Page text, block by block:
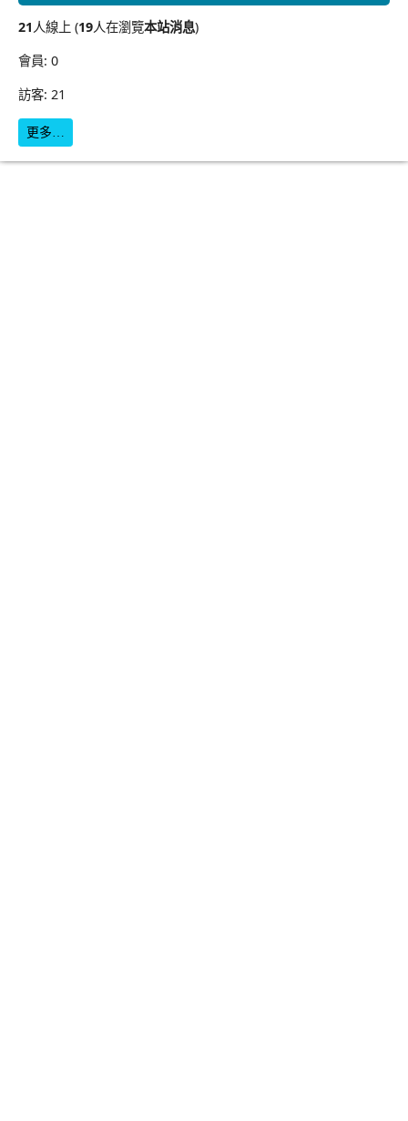
21人線上 (19人在瀏覽本站消息)
會員: 0
訪客: 21
更多…